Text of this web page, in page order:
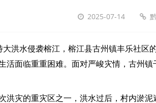
2025-07-14
大洪水侵袭榕江，榕江县古州镇丰乐社区
活面临重重困难。面对严峻灾情，古州
洪灾的重灾区之一，洪水过后，村内淤